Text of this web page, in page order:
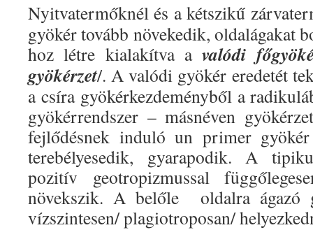
Nyitvatermőknél és a kétszikű
gyökér tovább növekedik, oldalágakat
hoz létre kialakítva avalódi
gyökérzet/. A valódi gyökér eredetét
a csíra gyökérkezdeményből a
gyökérrendszer – másnéven
fejlődésnek induló un primer gyökér
terebélyesedik, gyarapodik. A
pozitív geotropizmussal
növekszik. A belőle
oldalra ágazó
vízszintesen/ plagiotroposan/